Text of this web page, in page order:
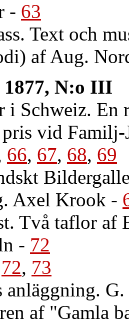
- 63
Text och
af Aug.
N:o III
i Schweiz.
vid Familj-
66, 67, 68, 69
Axel Krook -
Två taflor af
- 72
72, 73
anläggning.
af "Gamla